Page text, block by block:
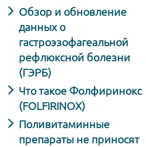
Обзор и обновление
данных о
гастроэзофагеальной
рефлюксной болезни
(ГЭРБ)
Что такое Фолфиринокс
(FOLFIRINOX)
Поливитаминные
препараты не приносят